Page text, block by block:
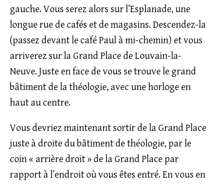
gauche. Vous serez alors sur l’Esplanade, une
longue rue de cafés et de magasins. Descendez-la
(passez devant le café Paul à mi-chemin) et vous
arriverez sur la Grand Place de Louvain-la-
Neuve. Juste en face de vous se trouve le grand
bâtiment de la théologie, avec une horloge en
haut au centre.
Vous devriez maintenant sortir de la Grand Place
juste à droite du bâtiment de théologie, par le
coin « arrière droit » de la Grand Place par
rapport à l’endroit où vous êtes entré. En vous en